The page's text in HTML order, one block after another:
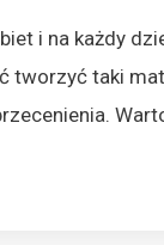
i na każdy
tworzyć taki